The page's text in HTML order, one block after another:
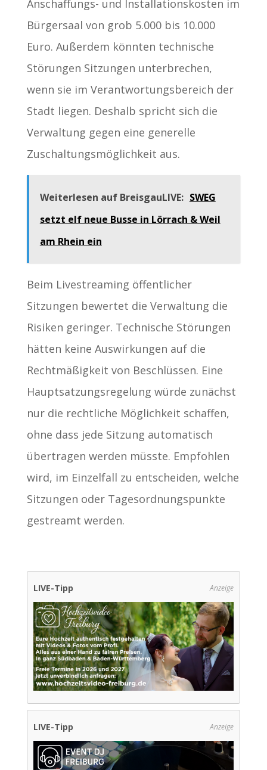
Anschaffungs- und Installationskosten im
Bürgersaal von grob 5.000 bis 10.000
Euro. Außerdem könnten technische
Störungen Sitzungen unterbrechen,
wenn sie im Verantwortungsbereich der
Stadt liegen. Deshalb spricht sich die
Verwaltung gegen eine generelle
Zuschaltungsmöglichkeit aus.
Weiterlesen auf BreisgauLIVE: SWEG
setzt elf neue Busse in Lörrach & Weil
am Rhein ein
Beim Livestreaming öffentlicher
Sitzungen bewertet die Verwaltung die
Risiken geringer. Technische Störungen
hätten keine Auswirkungen auf die
Rechtmäßigkeit von Beschlüssen. Eine
Hauptsatzungsregelung würde zunächst
nur die rechtliche Möglichkeit schaffen,
ohne dass jede Sitzung automatisch
übertragen werden müsste. Empfohlen
wird, im Einzelfall zu entscheiden, welche
Sitzungen oder Tagesordnungspunkte
gestreamt werden.
LIVE-Tipp Anzeige
LIVE-Tipp Anzeige